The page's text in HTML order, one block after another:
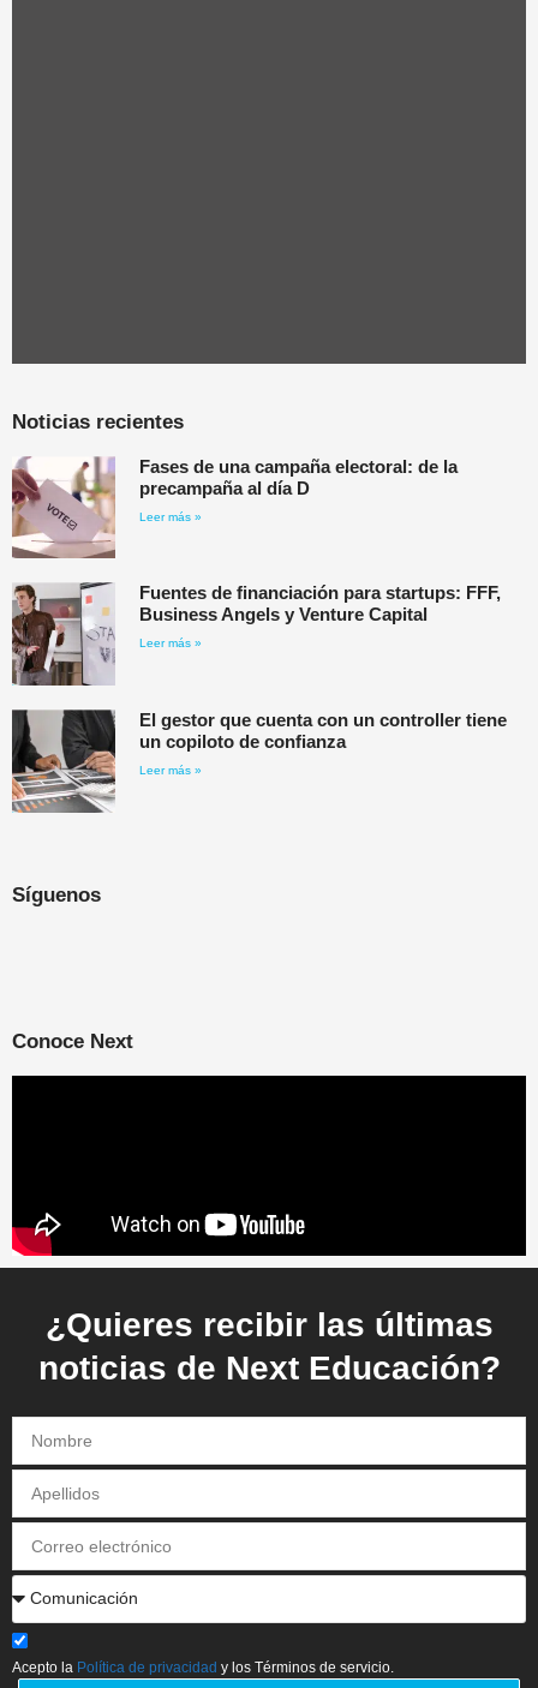
Noticias recientes
Fases de una campaña electoral: de la
precampaña al día D
Leer más »
Fuentes de financiación para startups: FFF,
Business Angels y Venture Capital
Leer más »
El gestor que cuenta con un controller tiene
un copiloto de confianza
Leer más »
Síguenos
Conoce Next
¿Quieres recibir las últimas
noticias de Next Educación?
Acepto la Política de privacidad y los Términos de servicio.